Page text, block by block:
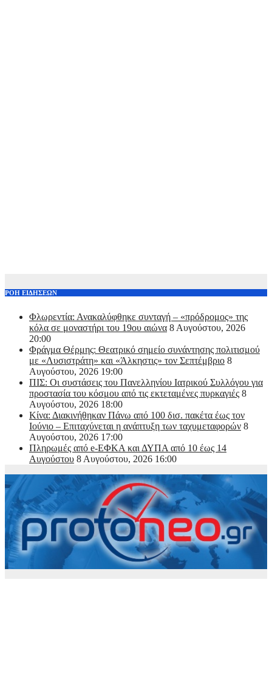
ΡΟΗ ΕΙΔΗΣΕΩΝ
Φλωρεντία: Ανακαλύφθηκε συνταγή – «πρόδρομος» της
κόλα σε μοναστήρι του 19ου αιώνα 8 Αυγούστου, 2026
20:00
Φράγμα Θέρμης: Θεατρικό σημείο συνάντησης πολιτισμού
με «Λυσιστράτη» και «Άλκηστις» τον Σεπτέμβριο 8
Αυγούστου, 2026 19:00
ΠΙΣ: Οι συστάσεις του Πανελληνίου Ιατρικού Συλλόγου για
προστασία του κόσμου από τις εκτεταμένες πυρκαγιές 8
Αυγούστου, 2026 18:00
Κίνα: Διακινήθηκαν Πάνω από 100 δισ. πακέτα έως τον
Ιούνιο – Επιταχύνεται η ανάπτυξη των ταχυμεταφορών 8
Αυγούστου, 2026 17:00
Πληρωμές από e-ΕΦΚΑ και ΔΥΠΑ από 10 έως 14
Αυγούστου 8 Αυγούστου, 2026 16:00